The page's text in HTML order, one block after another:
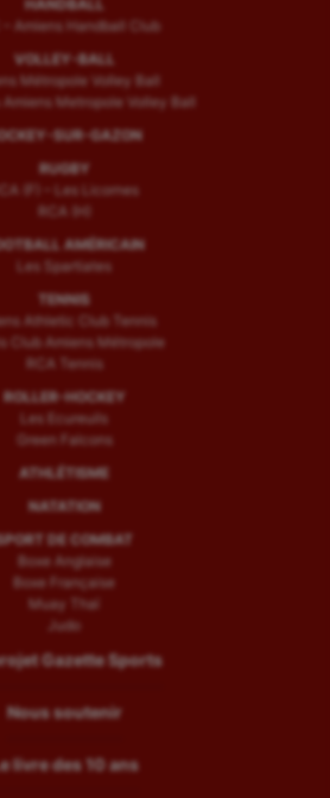
HANDBALL
– Amiens Handball Club
VOLLEY-BALL
Métropole Volley Ball
Amiens Metropole Volley Ball
SUR-GAZON
RUGBY
(F) – Les Licornes
RCA (H)
AMÉRICAIN
Les Spartiates
TENNIS
Athletic Club Tennis
Club Amiens Métropole
RCA Tennis
ROLLER-HOCKEY
Les Ecureuils
Green Falcons
ATHLÉTISME
NATATION
DE COMBAT
Boxe Anglaise
Boxe Française
Muay Thaï
Judo
Gazette Sports
Nous soutenir
livre des 10 ans